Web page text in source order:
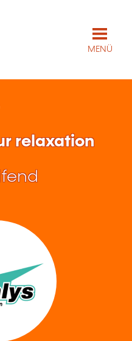
MENÜ
relaxation